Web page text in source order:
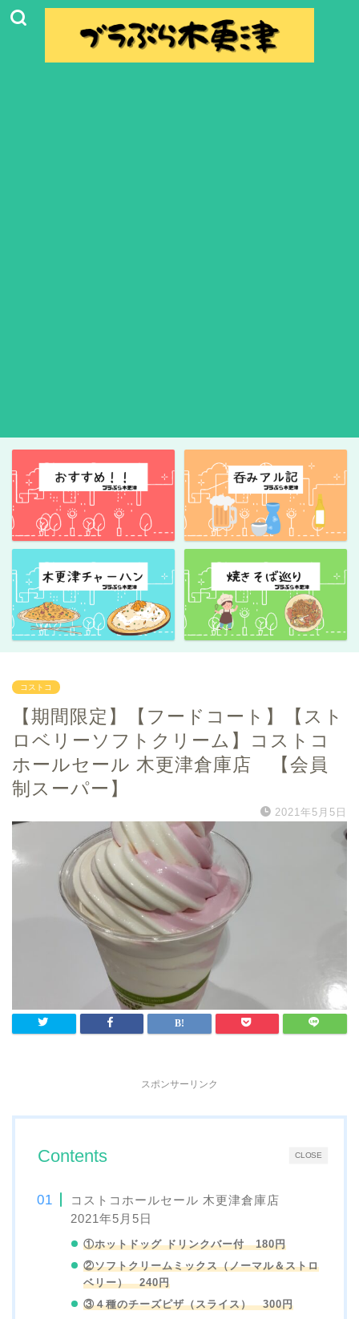
コストコ
【期間限定】【フードコート】【スト
ロベリーソフトクリーム】コストコ
ホールセール 木更津倉庫店 【会員
制スーパー】
2021年5月5日
スポンサーリンク
CLOSE
Contents
コストコホールセール 木更津倉庫店
2021年5月5日
①ホットドッグ ドリンクバー付 180円
②ソフトクリームミックス（ノーマル＆ストロ
ベリー） 240円
③４種のチーズピザ（スライス） 300円